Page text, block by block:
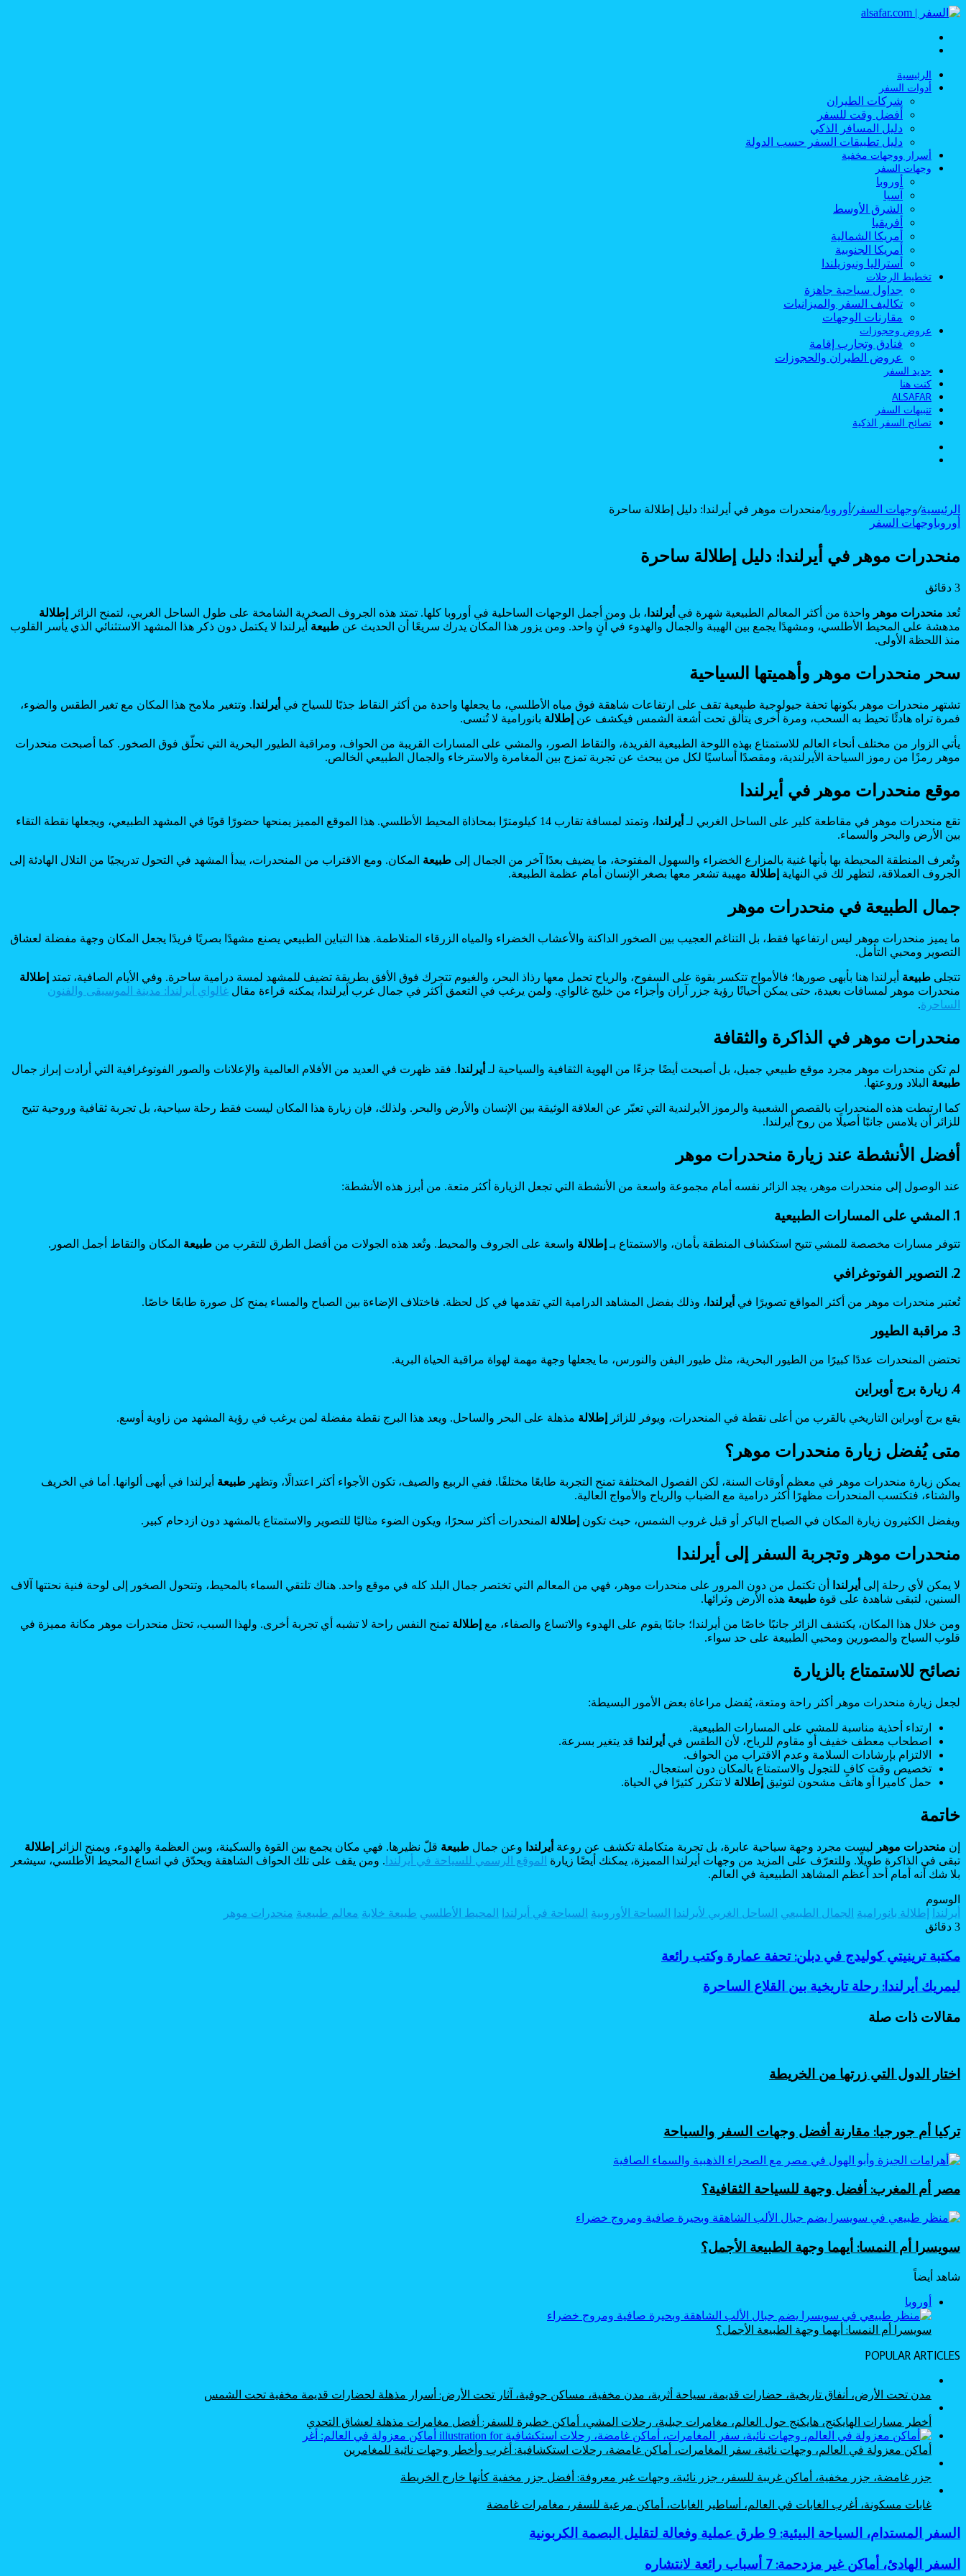
الرئيسية
أدوات السفر
شركات الطيران
أفضل وقت للسفر
دليل المسافر الذكي
دليل تطبيقات السفر حسب الدولة
أسرار ووجهات مخفية
وجهات السفر
أوروبا
آسيا
الشرق الأوسط
أفريقيا
أمريكا الشمالية
أمريكا الجنوبية
أستراليا ونيوزيلندا
تخطيط الرحلات
جداول سياحية جاهزة
تكاليف السفر والميزانيات
مقارنات الوجهات
عروض وحجوزات
فنادق وتجارب إقامة
عروض الطيران والحجوزات
جديد السفر
كنت هنا
ALSAFAR
تنبيهات السفر
نصائح السفر الذكية
الرئيسية/وجهات السفر/ أوروبا/منحدرات موهر في أيرلندا: دليل إطلالة ساحرة
أوروباوجهات السفر
منحدرات موهر في أيرلندا: دليل إطلالة ساحرة
3 دقائق
عبر
البريد
تُعد منحدرات موهر واحدة من أكثر المعالم الطبيعية شهرة في أيرلندا ، بل ومن أجمل الوجهات الساحلية في أوروبا كلها. تمتد هذه الجروف الصخرية الشامخة على طول الساحل الغربي، لتمنح الزائر
إطلالة
مدهشة على المحيط الأطلسي، ومشهدًا يجمع بين الهيبة والجمال والهدوء في آنٍ واحد. ومن يزور هذا المكان يدرك سريعًا أن الحديث عن طبيعة أيرلندا لا يكتمل دون ذكر هذا المشهد الاستثنائي الذي يأسر القلوب
منذ اللحظة الأولى.
سحر منحدرات موهر وأهميتها السياحية
تشتهر منحدرات موهر بكونها تحفة جيولوجية طبيعية تقف على ارتفاعات شاهقة فوق مياه الأطلسي، ما يجعلها واحدة من أكثر النقاط جذبًا للسياح في أيرلندا . وتتغير ملامح هذا المكان مع تغير الطقس والضوء،
فمرة تراه هادئًا تحيط به السحب، ومرة أخرى يتألق تحت أشعة الشمس فيكشف عن إطلالة بانورامية لا تُنسى.
يأتي الزوار من مختلف أنحاء العالم للاستمتاع بهذه اللوحة الطبيعية الفريدة، والتقاط الصور، والمشي على المسارات القريبة من الحواف، ومراقبة الطيور البحرية التي تحلّق فوق الصخور. كما أصبحت منحدرات
موهر رمزًا من رموز السياحة الأيرلندية، ومقصدًا أساسيًا لكل من يبحث عن تجربة تمزج بين المغامرة والاسترخاء والجمال الطبيعي الخالص.
موقع منحدرات موهر في أيرلندا
تقع منحدرات موهر في مقاطعة كلير على الساحل الغربي لـ أيرلندا
، وتمتد لمسافة تقارب 14 كيلومترًا بمحاذاة المحيط الأطلسي. هذا الموقع المميز يمنحها حضورًا قويًا في المشهد الطبيعي، ويجعلها نقطة التقاء
بين الأرض والبحر والسماء.
وتُعرف المنطقة المحيطة بها بأنها غنية بالمزارع الخضراء والسهول المفتوحة، ما يضيف بعدًا آخر من الجمال إلى طبيعة المكان. ومع الاقتراب من المنحدرات، يبدأ المشهد في التحول تدريجيًا من التلال الهادئة إلى
الجروف العملاقة، لتظهر لك في النهاية إطلالة مهيبة تشعر معها بصغر الإنسان أمام عظمة الطبيعة.
جمال الطبيعة في منحدرات موهر
ما يميز منحدرات موهر ليس ارتفاعها فقط، بل التناغم العجيب بين الصخور الداكنة والأعشاب الخضراء والمياه الزرقاء المتلاطمة. هذا التباين الطبيعي يصنع مشهدًا بصريًا فريدًا يجعل المكان وجهة مفضلة لعشاق
التصوير ومحبي التأمل.
تتجلى طبيعة أيرلندا هنا بأبهى صورها؛ فالأمواج تتكسر بقوة على السفوح، والرياح تحمل معها رذاذ البحر، والغيوم تتحرك فوق الأفق بطريقة تضيف للمشهد لمسة درامية ساحرة. وفي الأيام الصافية، تمتد إطلالة
منحدرات موهر لمسافات بعيدة، حتى يمكن أحيانًا رؤية جزر آران وأجزاء من خليج غالواي. ولمن يرغب في التعمق أكثر في جمال غرب أيرلندا، يمكنه قراءة مقال غالواي أيرلندا: مدينة الموسيقى والفنون
الساحرة.
منحدرات موهر في الذاكرة والثقافة
لم تكن منحدرات موهر مجرد موقع طبيعي جميل، بل أصبحت أيضًا جزءًا من الهوية الثقافية والسياحية لـ أيرلندا . فقد ظهرت في العديد من الأفلام العالمية والإعلانات والصور الفوتوغرافية التي أرادت إبراز جمال
طبيعة البلاد وروعتها.
كما ارتبطت هذه المنحدرات بالقصص الشعبية والرموز الأيرلندية التي تعبّر عن العلاقة الوثيقة بين الإنسان والأرض والبحر. ولذلك، فإن زيارة هذا المكان ليست فقط رحلة سياحية، بل تجربة ثقافية وروحية تتيح
للزائر أن يلامس جانبًا أصيلًا من روح أيرلندا.
أفضل الأنشطة عند زيارة منحدرات موهر
عند الوصول إلى منحدرات موهر، يجد الزائر نفسه أمام مجموعة واسعة من الأنشطة التي تجعل الزيارة أكثر متعة. من أبرز هذه الأنشطة:
1. المشي على المسارات الطبيعية
تتوفر مسارات مخصصة للمشي تتيح استكشاف المنطقة بأمان، والاستمتاع بـ إطلالة واسعة على الجروف والمحيط. وتُعد هذه الجولات من أفضل الطرق للتقرب من طبيعة المكان والتقاط أجمل الصور.
2. التصوير الفوتوغرافي
تُعتبر منحدرات موهر من أكثر المواقع تصويرًا في أيرلندا ، وذلك بفضل المشاهد الدرامية التي تقدمها في كل لحظة. فاختلاف الإضاءة بين الصباح والمساء يمنح كل صورة طابعًا خاصًا.
3. مراقبة الطيور
تحتضن المنحدرات عددًا كبيرًا من الطيور البحرية، مثل طيور البفن والنورس، ما يجعلها وجهة مهمة لهواة مراقبة الحياة البرية.
4. زيارة برج أوبراين
يقع برج أوبراين التاريخي بالقرب من أعلى نقطة في المنحدرات، ويوفر للزائر إطلالة مذهلة على البحر والساحل. ويعد هذا البرج نقطة مفضلة لمن يرغب في رؤية المشهد من زاوية أوسع.
متى يُفضل زيارة منحدرات موهر؟
يمكن زيارة منحدرات موهر في معظم أوقات السنة، لكن الفصول المختلفة تمنح التجربة طابعًا مختلفًا. ففي الربيع والصيف، تكون الأجواء أكثر اعتدالًا، وتظهر طبيعة أيرلندا في أبهى ألوانها. أما في الخريف
والشتاء، فتكتسب المنحدرات مظهرًا أكثر درامية مع الضباب والرياح والأمواج العالية.
ويفضل الكثيرون زيارة المكان في الصباح الباكر أو قبل غروب الشمس، حيث تكون إطلالة المنحدرات أكثر سحرًا، ويكون الضوء مثاليًا للتصوير والاستمتاع بالمشهد دون ازدحام كبير.
منحدرات موهر وتجربة السفر إلى أيرلندا
لا يمكن لأي رحلة إلى أيرلندا
أن تكتمل من دون المرور على منحدرات موهر، فهي من المعالم التي تختصر جمال البلد كله في موقع واحد. هناك تلتقي السماء بالمحيط، وتتحول الصخور إلى لوحة فنية نحتتها آلاف
السنين، لتبقى شاهدة على قوة طبيعة هذه الأرض وثرائها.
ومن خلال هذا المكان، يكتشف الزائر جانبًا خاصًا من أيرلندا؛ جانبًا يقوم على الهدوء والاتساع والصفاء، مع إطلالة تمنح النفس راحة لا تشبه أي تجربة أخرى. ولهذا السبب، تحتل منحدرات موهر مكانة مميزة في
قلوب السياح والمصورين ومحبي الطبيعة على حد سواء.
نصائح للاستمتاع بالزيارة
لجعل زيارة منحدرات موهر أكثر راحة ومتعة، يُفضل مراعاة بعض الأمور البسيطة:
ارتداء أحذية مناسبة للمشي على المسارات الطبيعية.
اصطحاب معطف خفيف أو مقاوم للرياح، لأن الطقس في أيرلندا قد يتغير بسرعة.
الالتزام بإرشادات السلامة وعدم الاقتراب من الحواف.
تخصيص وقت كافٍ للتجول والاستمتاع بالمكان دون استعجال.
حمل كاميرا أو هاتف مشحون لتوثيق إطلالة لا تتكرر كثيرًا في الحياة.
خاتمة
إن منحدرات موهر ليست مجرد وجهة سياحية عابرة، بل تجربة متكاملة تكشف عن روعة أيرلندا وعن جمال طبيعة قلّ نظيرها. فهي مكان يجمع بين القوة والسكينة، وبين العظمة والهدوء، ويمنح الزائر
إطلالة
تبقى في الذاكرة طويلًا. وللتعرّف على المزيد من وجهات أيرلندا المميزة، يمكنك أيضًا زيارة
الموقع الرسمي للسياحة في أيرلندا . ومن يقف على تلك الحواف الشاهقة ويحدّق في اتساع المحيط الأطلسي، سيشعر
بلا شك أنه أمام أحد أعظم المشاهد الطبيعية في العالم.
الوسوم
أيرلندا
إطلالة بانورامية الجمال الطبيعي الساحل الغربي لأيرلندا السياحة الأوروبية السياحة في أيرلندا المحيط الأطلسي طبيعة خلابة معالم طبيعية منحدرات موهر
3 دقائق
عبر
البريد
مكتبة
ترينيتي
كوليدج
في
دبلن:
تحفة
مكتبة ترينيتي كوليدج في دبلن: تحفة عمارة وكتب رائعة
ليمريك
أيرلندا:
رحلة
تاريخية
الساحرة
ليمريك أيرلندا: رحلة تاريخية بين القلاع الساحرة
مقالات ذات صلة
اختار الدول التي زرتها من الخريطة
تركيا أم جورجيا: مقارنة أفضل وجهات السفر والسياحة
مصر أم المغرب: أفضل وجهة للسياحة الثقافية؟
سويسرا أم النمسا: أيهما وجهة الطبيعة الأجمل؟
شاهد أيضاً
أوروبا
سويسرا أم النمسا: أيهما وجهة الطبيعة الأجمل؟
POPULAR ARTICLES
مدن تحت الأرض، أنفاق تاريخية، حضارات قديمة، سياحة أثرية، مدن مخفية، مساكن جوفية، آثار تحت الأرض: أسرار مذهلة لحضارات قديمة مخفية تحت الشمس
أخطر مسارات الهايكنج، هايكنج حول العالم، مغامرات جبلية، رحلات المشي، أماكن خطيرة للسفر: أفضل مغامرات مذهلة لعشاق التحدي
أماكن معزولة في العالم، وجهات نائية، سفر المغامرات، أماكن غامضة، رحلات استكشافية: أغرب وأخطر وجهات نائية للمغامرين
جزر غامضة، جزر مخفية، أماكن غريبة للسفر، جزر نائية، وجهات غير معروفة: أفضل جزر مخفية كأنها خارج الخريطة
غابات مسكونة، أغرب الغابات في العالم، أساطير الغابات، أماكن مرعبة للسفر، مغامرات غامضة
السفر
المستدام،
السياحة
البيئية:
السفر المستدام، السياحة البيئية: 9 طرق عملية وفعالة لتقليل البصمة الكربونية
السفر
السفر الهادئ، أماكن غير مزدحمة: 7 أسباب رائعة لانتشاره